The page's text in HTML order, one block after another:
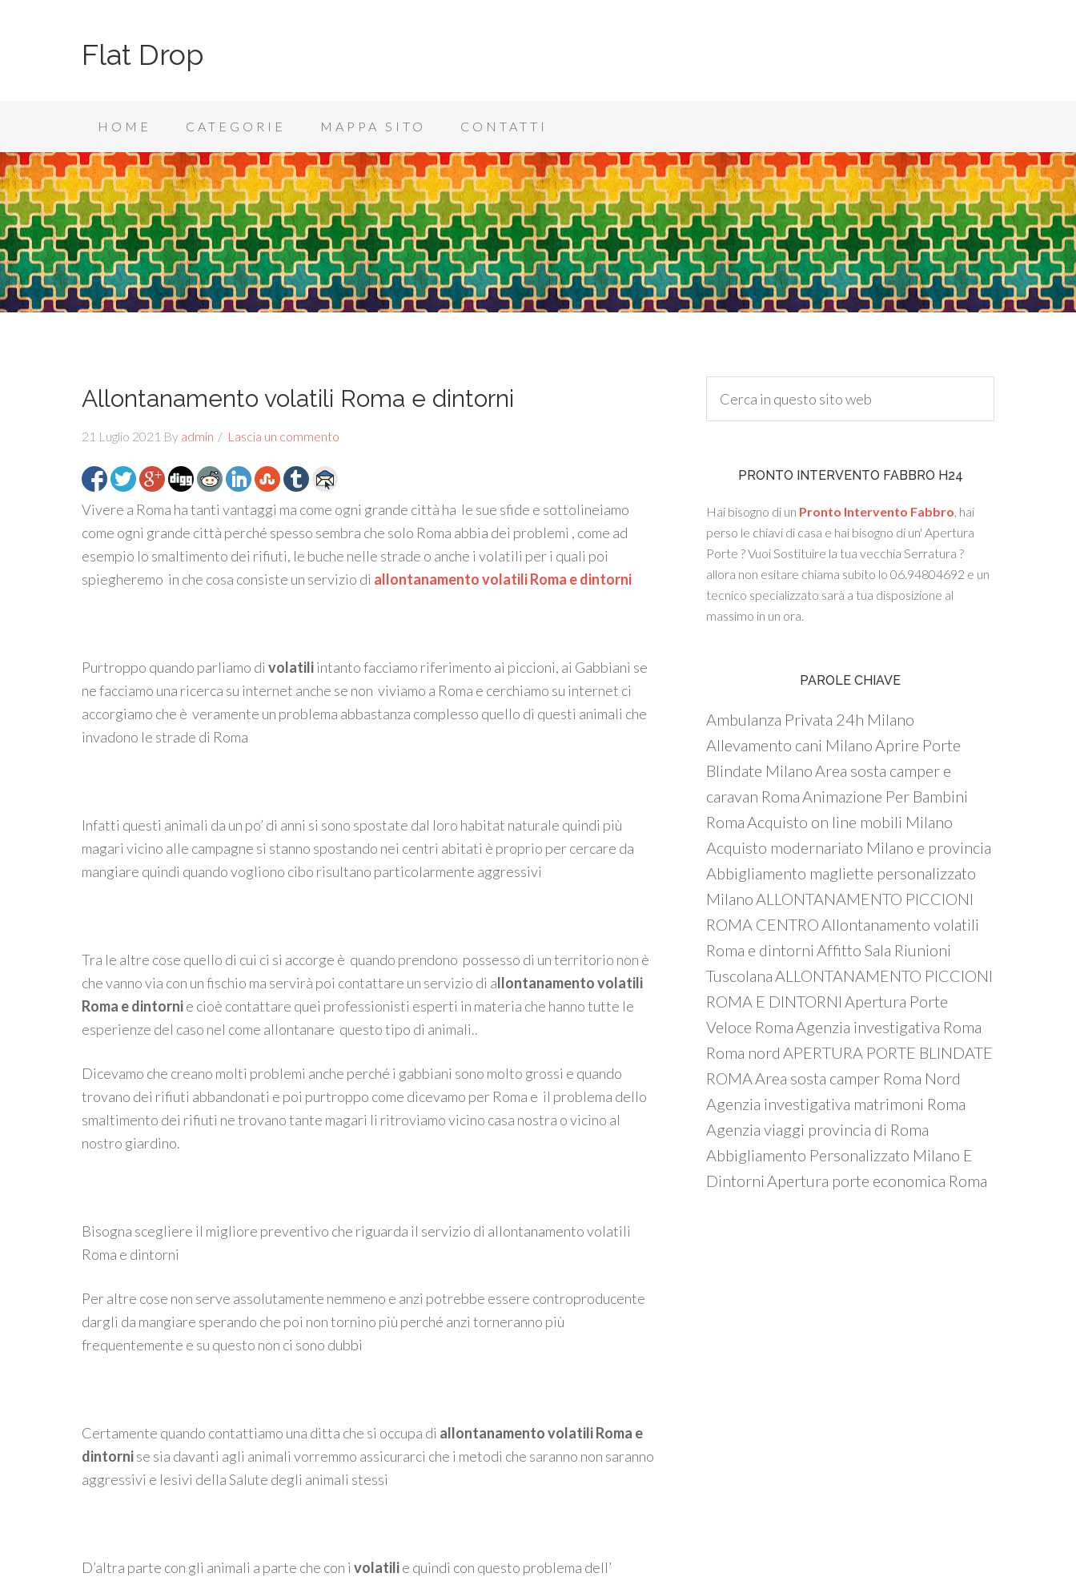
Flat Drop
HOME CATEGORIE MAPPA SITO CONTATTI
Allontanamento volatili Roma e dintorni
21 Luglio 2021 By admin Lascia un commento
Vivere a Roma ha tanti vantaggi ma come ogni grande città ha le sue sfide e sottolineiamo
come ogni grande città perché spesso sembra che solo Roma abbia dei problemi , come ad
esempio lo smaltimento dei rifiuti, le buche nelle strade o anche i volatili per i quali poi
spiegheremo in che cosa consiste un servizio di allontanamento volatili Roma e dintorni
Purtroppo quando parliamo di volatiliintanto facciamo riferimento ai piccioni, ai Gabbiani se
ne facciamo una ricerca su internet anche se non viviamo a Roma e cerchiamo su internet ci
accorgiamo che è veramente un problema abbastanza complesso quello di questi animali che
invadono le strade di Roma
Infatti questi animali da un po’ di anni si sono spostate dal loro habitat naturale quindi più
magari vicino alle campagne si stanno spostando nei centri abitati è proprio per cercare da
mangiare quindi quando vogliono cibo risultano particolarmente aggressivi
Tra le altre cose quello di cui ci si accorge è quando prendono possesso di un territorio non è
che vanno via con un fischio ma servirà poi contattare un servizio di allontanamento volatili
Roma e dintornie cioè contattare quei professionisti esperti in materia che hanno tutte le
esperienze del caso nel come allontanare questo tipo di animali..
Dicevamo che creano molti problemi anche perché i gabbiani sono molto grossi e quando
trovano dei rifiuti abbandonati e poi purtroppo come dicevamo per Roma e il problema dello
smaltimento dei rifiuti ne trovano tante magari li ritroviamo vicino casa nostra o vicino al
nostro giardino.
Bisogna scegliere il migliore preventivo che riguarda il servizio di allontanamento volatili
Roma e dintorni
Per altre cose non serve assolutamente nemmeno e anzi potrebbe essere controproducente
dargli da mangiare sperando che poi non tornino più perché anzi torneranno più
frequentemente e su questo non ci sono dubbi
Certamente quando contattiamo una ditta che si occupa di allontanamento volatili Roma e
dintornise sia davanti agli animali vorremmo assicurarci che i metodi che saranno non saranno
aggressivi e lesivi della Salute degli animali stessi
D’altra parte con gli animali a parte che con i volatilie quindi con questo problema dell’
PRONTO INTERVENTO FABBRO H24
Hai bisogno di un Pronto Intervento Fabbro, hai
perso le chiavi di casa e hai bisogno di un' Apertura
Porte ? Vuoi Sostituire la tua vecchia Serratura ?
allora non esitare chiama subito lo 06.94804692 e un
tecnico specializzato sarà a tua disposizione al
massimo in un ora.
PAROLE CHIAVE
Ambulanza Privata 24h Milano
Allevamento cani MilanoAprire Porte
Blindate MilanoArea sosta camper e
caravan RomaAnimazione Per Bambini
RomaAcquisto on line mobili Milano
Acquisto modernariato Milano e provincia
Abbigliamento magliette personalizzato
MilanoALLONTANAMENTO PICCIONI
ROMA CENTROAllontanamento volatili
Roma e dintorni Affitto Sala Riunioni
TuscolanaALLONTANAMENTO PICCIONI
ROMA E DINTORNI Apertura Porte
Veloce RomaAgenzia investigativa Roma
Roma nord APERTURA PORTE BLINDATE
ROMAArea sosta camper Roma Nord
Agenzia investigativa matrimoni Roma
Agenzia viaggi provincia di Roma
Abbigliamento Personalizzato Milano E
Dintorni Apertura porte economica Roma